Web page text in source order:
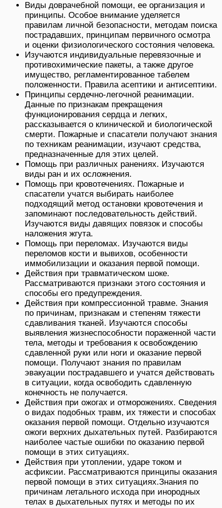
Виды доврачебной помощи, ее организация и
принципы. Особое внимание уделяется
правилам личной безопасности, методам поиска
пострадавших, принципам первичного осмотра
и оценки физиологического состояния человека.
Изучаются индивидуальные перевязочные и
противохимические пакеты, а также другое
имущество, регламентированное табелем
положенности. Правила асептики и антисептики.
Принципы сердечно-легочной реанимации.
Данные по признакам прекращения
функционирования сердца и легких,
рассказывается о клинической и биологической
смерти. Пожарные и спасатели получают знания
по техникам реанимации, изучают средства,
предназначенные для этих целей.
Помощь при различных ранениях. Изучаются
виды ран и их осложнения.
Помощь при кровотечениях. Пожарные и
спасатели учатся выбирать наиболее
подходящий метод остановки кровотечения и
запоминают последовательность действий.
Изучаются виды давящих повязок и способы
наложения жгута.
Помощь при переломах. Изучаются виды
переломов кости и вывихов, особенности
иммобилизации и оказания первой помощи.
Действия при травматическом шоке.
Рассматриваются признаки этого состояния и
способы его предупреждения.
Действия при компрессионной травме. Знания
по причинам, признакам и степеням тяжести
сдавливания тканей. Изучаются способы
выявления жизнеспособности пораженной части
тела, методы и требования к освобождению
сдавленной руки или ноги и оказание первой
помощи. Получают знания по правилам
эвакуации пострадавшего и учатся действовать
в ситуации, когда освободить сдавленную
конечность не получается.
Действия при ожогах и отморожениях. Сведения
о видах подобных травм, их тяжести и способах
оказания первой помощи. Отдельно изучаются
ожоги верхних дыхательных путей. Разбираются
наиболее частые ошибки по оказанию первой
помощи в этих ситуациях.
Действия при утоплении, ударе током и
асфиксии. Рассматриваются принципы оказания
первой помощи в этих ситуациях.Знания по
причинам летального исхода при инородных
телах в дыхательных путях и методы по их